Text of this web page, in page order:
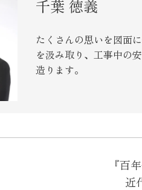
千葉 徳義
たくさんの思いを図面
を汲み取り、工事中の
造ります。
『百
近